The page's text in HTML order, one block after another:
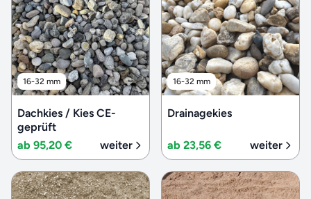
16-32 mm
Dachkies / Kies CE-
geprüft
ab 95,20 €
weiter
16-32 mm
Drainagekies
ab 23,56 € weiter